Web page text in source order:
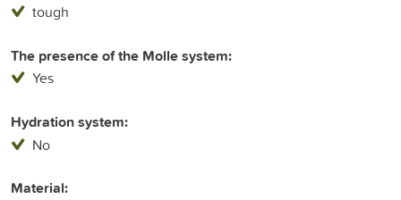
tough
The presence of the Molle system:
Yes
Hydration system:
No
Material: